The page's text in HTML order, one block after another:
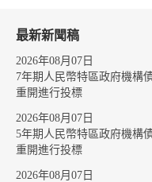
最新新聞稿
2026年08月07日
7年期人民幣特區政府機構
重開進行投標
2026年08月07日
5年期人民幣特區政府機構
重開進行投標
2026年08月07日